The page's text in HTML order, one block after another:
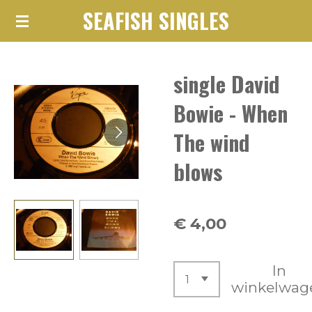
Ga
hoofdinhoud
SEAFISH SINGLES
single David
Bowie - When
The wind
blows
€ 4,00
In